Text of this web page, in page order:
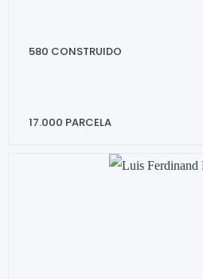
580 CONSTRUIDO
17.000 PARCELA